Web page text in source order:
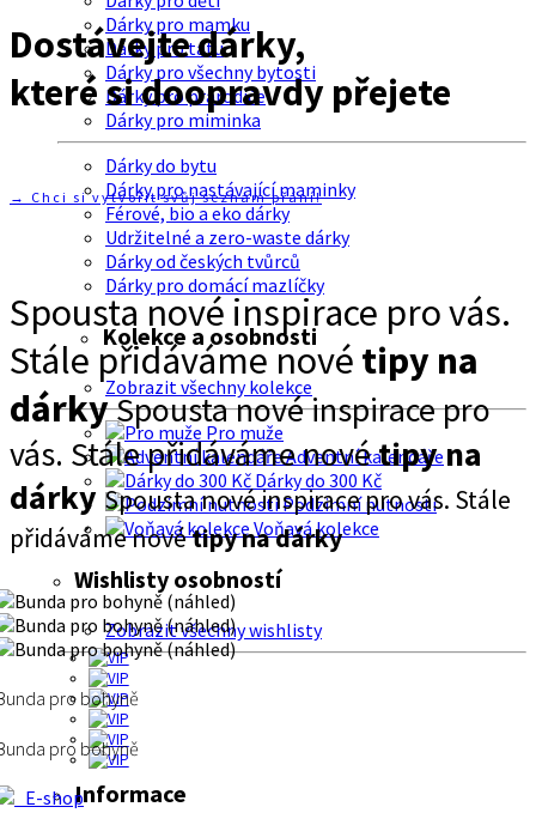
Dárky pro mamku
Dárky pro tátu
Dárky pro všechny bytosti
Dárky pro prarodiče
Dárky pro miminka
Dárky do bytu
Dárky pro nastávající maminky
Férové, bio a eko dárky
Udržitelné a zero-waste dárky
Dárky od českých tvůrců
Dárky pro domácí mazlíčky
Kolekce a osobnosti
Zobrazit všechny kolekce
Pro muže
Adventní kalendáře
Dárky do 300 Kč
Podzimní nutnosti
Voňavá kolekce
Wishlisty osobností
Zobrazit všechny wishlisty
Informace
Dostávejte dárky,
které si doopravdy přejete
→ Chci si vytvořit svůj seznam přání!
Spousta nové inspirace pro vás.
Stále přidáváme nové tipy na
dárkySpousta nové inspirace pro
vás. Stále přidáváme novétipy na
dárky Spousta nové inspirace pro vás. Stále
přidáváme novétipy na dárky
pro bohyně
pro bohyně
E-shop